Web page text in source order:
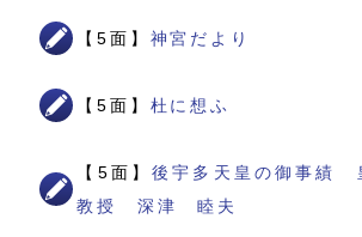
【5面】 神宮だより
【5面】 杜に想ふ
【5面】後宇多天皇の御事績
教授 深津 睦夫